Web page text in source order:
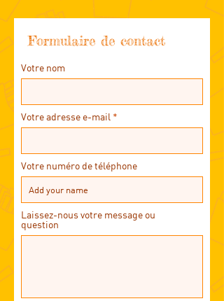
Formulaire de contact
Votre nom
Votre adresse e-mail
Votre numéro de téléphone
Laissez-nous votre message ou
question